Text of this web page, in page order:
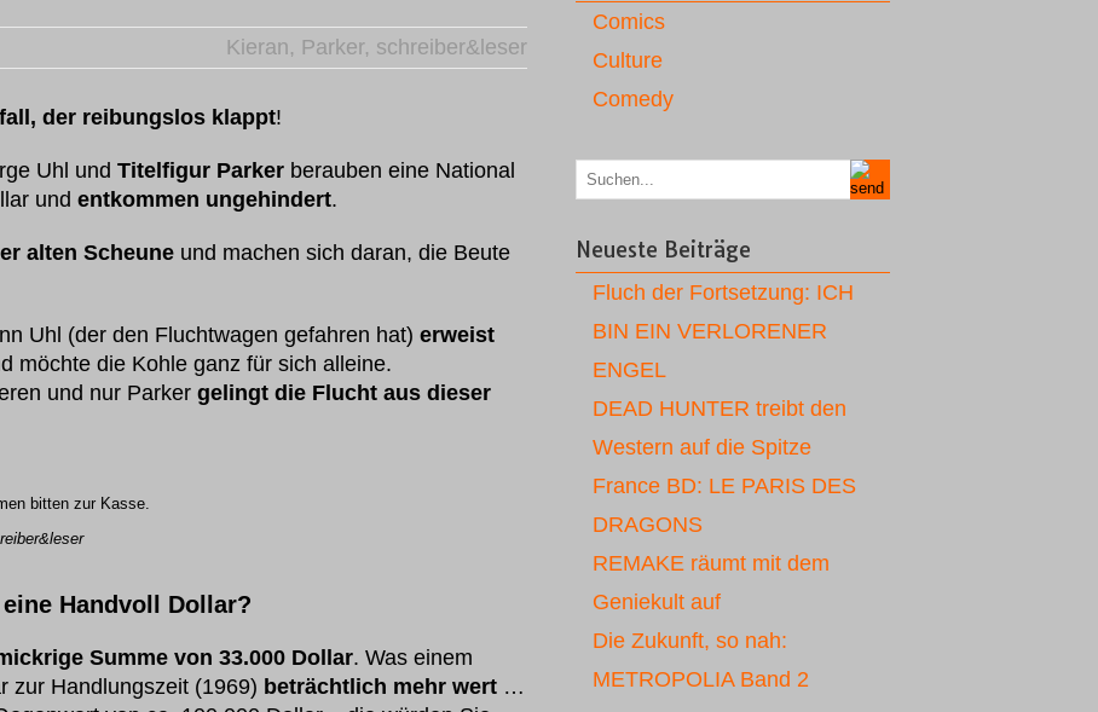
Kieran, Parker, schreiber&leser
der reibungslos klappt!
Uhl und Titelfigur Parker berauben eine National
und entkommen ungehindert.
alten Scheune und machen sich daran, die Beute
Uhl (der den Fluchtwagen gefahren hat) erweist
möchte die Kohle ganz für sich alleine.
und nur Parker gelingt die Flucht aus dieser
bitten zur Kasse.
Handvoll Dollar?
Summe von 33.000 Dollar. Was einem
zur Handlungszeit (1969) beträchtlich mehr wert …
Comics
Culture
Comedy
Neueste Beiträge
Fluch der Fortsetzung: ICH
BIN EIN VERLORENER
ENGEL
DEAD HUNTER treibt den
Western auf die Spitze
France BD: LE PARIS DES
DRAGONS
REMAKE räumt mit dem
Geniekult auf
Die Zukunft, so nah:
METROPOLIA Band 2